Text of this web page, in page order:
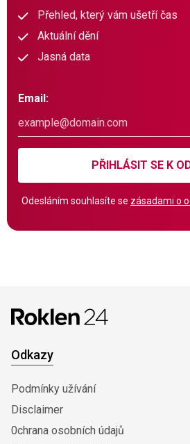
Přehled, který vám ušetří čas
Aktuální dění
Jasná data
Email:
PŘIHLÁSIT SE K
Odesláním souhlasíte se zásadami o
Odkazy
Podmínky užívání
Disclaimer
0chrana osobních údajů